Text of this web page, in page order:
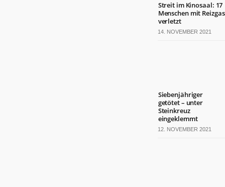
Streit im Kinosaal: 17
Menschen mit Reizgas
verletzt
14. NOVEMBER 2021
Siebenjähriger
getötet – unter
Steinkreuz
eingeklemmt
12. NOVEMBER 2021